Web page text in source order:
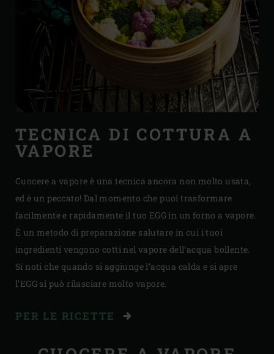
TECNICA DI COTTURA A
VAPORE
Cuocere a vapore è una tecnica ancora non molto usata,
ed è un peccato! Dal momento che puoi trasformare
facilmente e rapidamente il tuo EGG in un forno a vapore.
È un metodo di preparazione salutare in cui i tuoi
ingredienti vengono cotti nel vapore dell’acqua bollente.
Si noti che quando si aggiunge l’acqua calda e si apre
l’EGG si può rilasciare molto vapore.
PER LE RICETTE